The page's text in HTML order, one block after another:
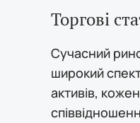
Торгові
Сучасний
широкий
активів,